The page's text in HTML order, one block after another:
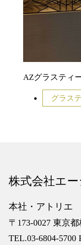
AZグラスティ
グラス
株式会社エ
本社・アトリエ
〒173-0027 東京
TEL.03-6804-5700